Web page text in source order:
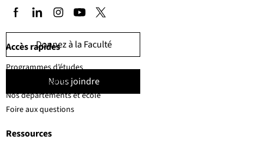
Donnez à la Faculté
Nous joindre
Accès rapides
Ressources
Programmes d’études
Corps professoral
Nos départements et école
Foire aux questions